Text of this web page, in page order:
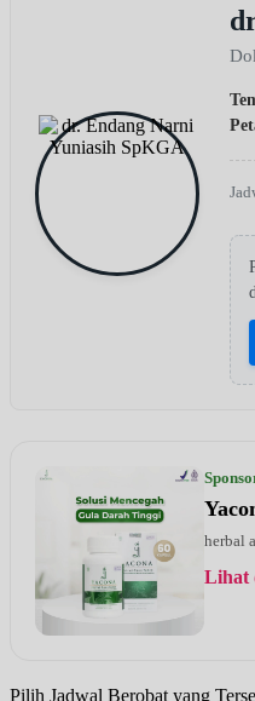
herbal
Lihat
Pilih Jadwal Berobat yang